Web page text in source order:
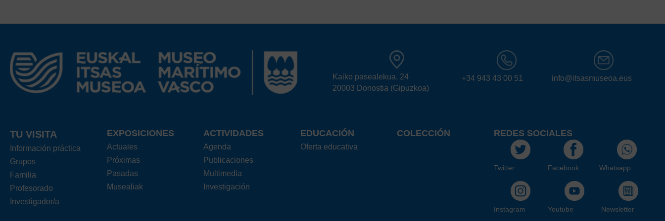
Kaiko pasealekua, 24
20003 Donostia (Gipuzkoa)
+34 943 43 00 51 info@itsasmuseoa.eus
TU VISITA
Información práctica
Grupos
Familia
Profesorado
Investigador/a
EXPOSICIONES
Actuales
Próximas
Pasadas
Musealiak
ACTIVIDADES
Agenda
Publicaciones
Multimedia
Investigación
EDUCACIÓN
Oferta educativa
COLECCIÓN REDES SOCIALES
Twitter Facebook Whatsapp
Instagram Youtube Newsletter